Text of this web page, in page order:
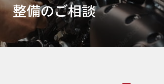
整備のご相談